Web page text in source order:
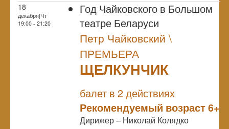
18
декабря|Чт
19:00 - 21:20
Год Чайковского в Большом
театре Беларуси
Петр Чайковский \
ПРЕМЬЕРА
ЩЕЛКУНЧИК
балет в 2 действиях
Рекомендуемый возраст 6+
Дирижер – Николай Колядко